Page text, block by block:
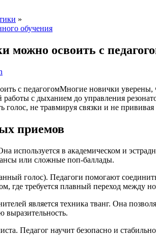
»
обучения
можно освоить с
Многие новички уверены,
с дыханием до управления
голос, не травмируя связки и не
приемов
используется в академическом и
или сложные поп-баллады.
голос). Педагоги помогают
где требуется плавный переход между
является техника тванг. Она
выразительность.
Педагог научит безопасно и